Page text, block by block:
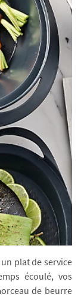
plat de service
écoulé, vos
de beurre